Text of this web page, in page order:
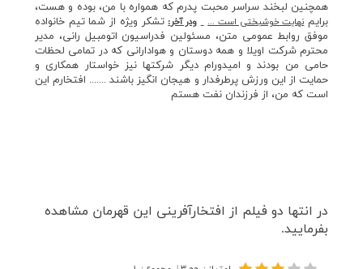
همچنين لبخند سراسر محبت پدرم که همواره با من، بوده و هست،
برايم نهايت خوشبختي است ... ودر آخر: تشكر ويژه از شما تيم خانواده
موفق روابط عمومي متن،‌ مسئولين فدراسيون اتومبيل راني، مدير
محترم شركت اويلا و همه دوستان و هواداراني كه در تمامي لحظات
حامي من بودند و اميدورام ديگر شركتها نيز خواستار همكاري و
حمايت از اين ورزش پرطرفدار و هيجان انگيز باشند ....... افتخارم اين
است كه من، از فرزندان نفت هستم
در انتها دو فيلم از افتخارآفريني اين قهرمان مشاهده
بفرماييد.